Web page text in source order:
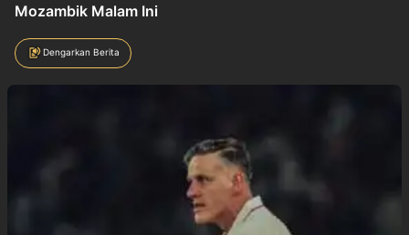
Mozambik Malam Ini
Dengarkan Berita